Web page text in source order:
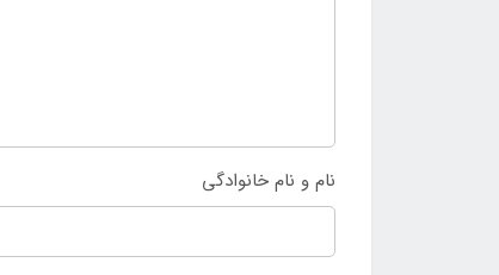
نام و نام خانوادگی